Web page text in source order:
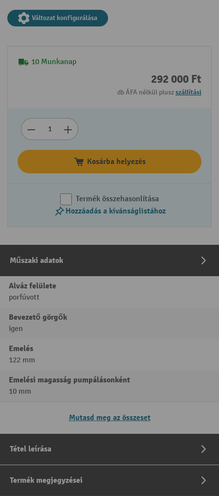
Változat konfigurálása
10 Munkanap
292 000 Ft
db ÁFA nélkül pluszszállítási
Kosárba helyezés
Termék összehasonlítása
Hozzáadás a kívánságlistához
Műszaki adatok
Alváz felülete
porfúvott
Bevezető görgők
igen
Emelés
122 mm
Emelési magasság pumpálásonként
10 mm
Mutasd meg az összeset
Tétel leírása
Termék megjegyzései